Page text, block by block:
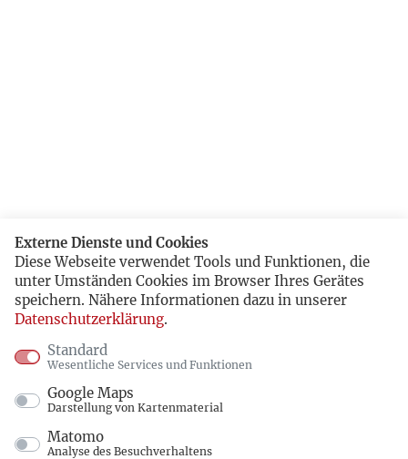
Externe Dienste und Cookies
Diese Webseite verwendet Tools und Funktionen, die
unter Umständen Cookies im Browser Ihres Gerätes
speichern. Nähere Informationen dazu in unserer
Datenschutzerklärung.
Standard
Wesentliche Services und Funktionen
Google Maps
Darstellung von Kartenmaterial
Matomo
Analyse des Besuchverhaltens